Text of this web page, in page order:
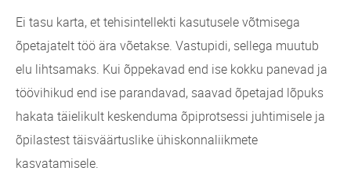
Ei tasu karta, et tehisintellekti kasutusele võtmisega
õpetajatelt töö ära võetakse. Vastupidi, sellega muutub
elu lihtsamaks. Kui õppekavad end ise kokku panevad ja
töövihikud end ise parandavad, saavad õpetajad lõpuks
hakata täielikult keskenduma õpiprotsessi juhtimisele ja
õpilastest täisväärtuslike ühiskonnaliikmete
kasvatamisele.